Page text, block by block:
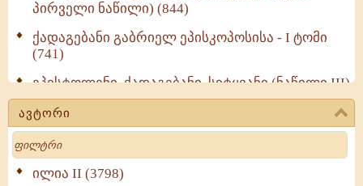
პირველი ნაწილი) (844)
ქადაგებანი გაბრიელ ეპისკოპოსისა - I ტომი
(741)
ეპისტოლენი, ქადაგებანი, სიტყვანი (ნაწილი III)
(723)
მოძღვრის ძალზე სასარგებლო რჩევები
მრევლისათვის (545)
Wisdomge (514)
ავტორი
Search
ილია II (3798)